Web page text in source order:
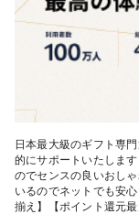
日本最大級のギフト専
的にサポートいたしま
のでセンスの良いおし
いるのでネットでも安
揃え】【ポイント還元最